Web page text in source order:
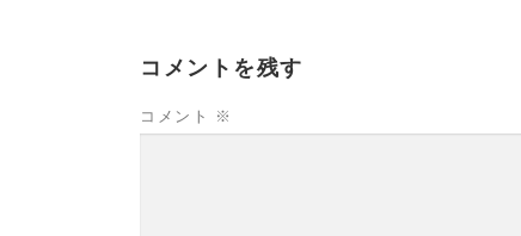
コメントを残す
コメント ※